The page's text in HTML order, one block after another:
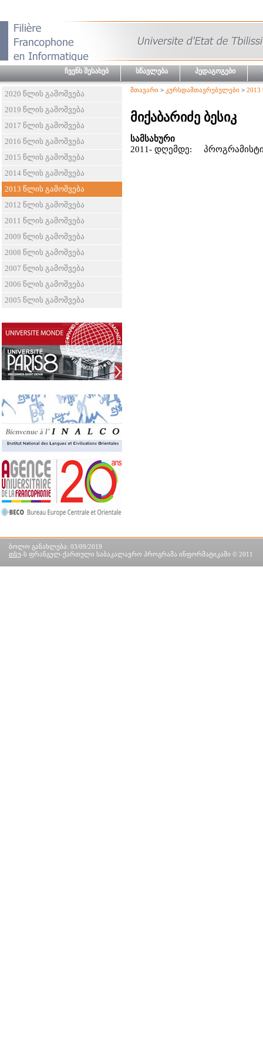
ჩვენს შესახებ სწავლება პედაგოგები
2020 წლის გამოშვება
2019 წლის გამოშვება
2017 წლის გამოშვება
2016 წლის გამოშვება
2015 წლის გამოშვება
2014 წლის გამოშვება
2013 წლის გამოშვება
2012 წლის გამოშვება
2011 წლის გამოშვება
2009 წლის გამოშვება
2008 წლის გამოშვება
2007 წლის გამოშვება
2006 წლის გამოშვება
2005 წლის გამოშვება
მთავარი > კურსდამთავრებულები >
მიქაბარიძე ბესიკ
სამსახური
2011- დღემდე: პროგრამისტი,
ბოლო განახლება: 03/09/2019
თსუ-ს ფრანგულ-ქართული საბაკალავრო პროგრამა ინფორმატიკაში © 2011